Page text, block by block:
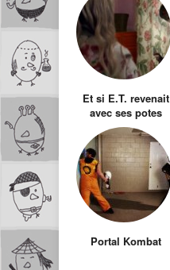
Et si E.T. revenait
avec ses potes
pour nous casser
la gueule ? : ET-X
Portal Kombat